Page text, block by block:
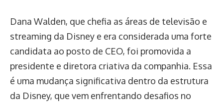
Dana Walden, que chefia as áreas de televisão e
streaming da Disney e era considerada uma forte
candidata ao posto de CEO, foi promovida a
presidente e diretora criativa da companhia. Essa
é uma mudança significativa dentro da estrutura
da Disney, que vem enfrentando desafios no